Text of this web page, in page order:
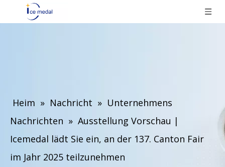
Heim » Nachricht » Unternehmens
Nachrichten » Ausstellung Vorschau |
Icemedal lädt Sie ein, an der 137. Canton Fair
im Jahr 2025 teilzunehmen